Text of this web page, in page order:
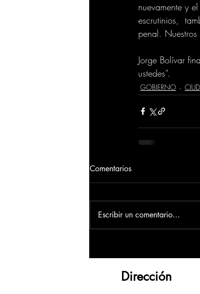
nuevamente y
escrutinios,
penal.
Jorge Bolívar
ustedes”.
GOBIERNO
Comentarios
Escribir un comentario...
Dirección